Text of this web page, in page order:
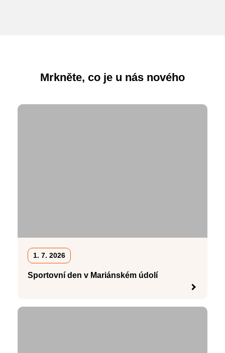
Mrkněte, co je u nás nového
1. 7. 2026
Sportovní den v Mariánském údolí